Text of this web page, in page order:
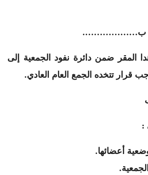
ب……………….
المقر ضمن دائرة نفود الجمعية إلى
قرار تتخده الجمع العام العادي.
:
أعضائها.